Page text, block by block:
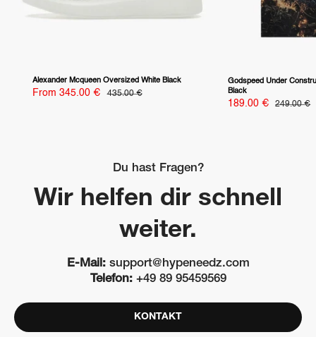
Alexander Mcqueen Oversized White Black
Sale
From 345.00 €
Regular
435.00 €
Godspeed Under
Black
Sale
189.00 €
Regular
249.00 €
Du hast Fragen?
Wir helfen dir schnell
weiter.
E-Mail: support@hypeneedz.com
Telefon:+49 89 95459569
KONTAKT